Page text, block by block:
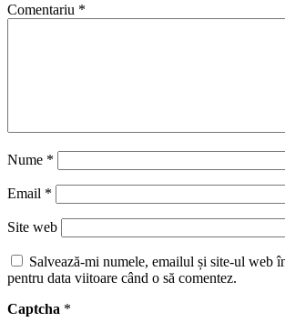
Comentariu *
Nume *
Email *
Site web
Salvează-mi numele, emailul și site-ul web
pentru data viitoare când o să comentez.
Captcha *